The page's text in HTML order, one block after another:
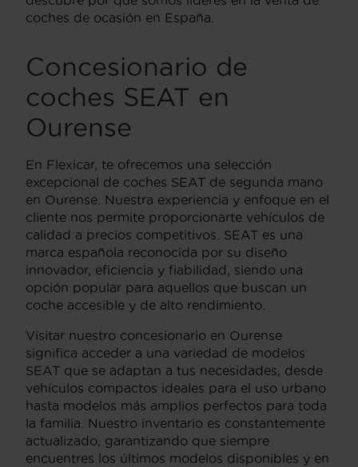
coches de ocasión en España.
Concesionario de
coches SEAT en
Ourense
En Flexicar, te ofrecemos una selección
excepcional de coches SEAT de segunda mano
en Ourense. Nuestra experiencia y enfoque en el
cliente nos permite proporcionarte vehículos de
calidad a precios competitivos. SEAT es una
marca española reconocida por su diseño
innovador, eficiencia y fiabilidad, siendo una
opción popular para aquellos que buscan un
coche accesible y de alto rendimiento.
Visitar nuestro concesionario en Ourense
significa acceder a una variedad de modelos
SEAT que se adaptan a tus necesidades, desde
vehículos compactos ideales para el uso urbano
hasta modelos más amplios perfectos para toda
la familia. Nuestro inventario es constantemente
actualizado, garantizando que siempre
encuentres los últimos modelos disponibles y en